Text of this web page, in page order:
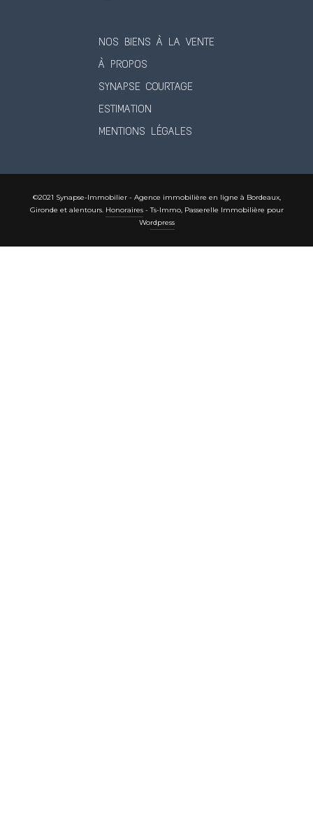
NOS BIENS À LA VENTE
À PROPOS
SYNAPSE COURTAGE
ESTIMATION
MENTIONS LÉGALES
©2021 Synapse-Immobilier - Agence immobilière en ligne à Bordeaux,
Gironde et alentours. Honoraires-Ts-Immo, Passerelle Immobilière pour
Wordpress